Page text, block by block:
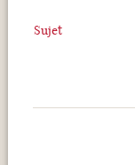
Sujet